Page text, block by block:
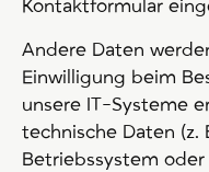
Kontaktformular
Andere Daten
Einwilligung beim
unsere IT-Systeme
technische Daten (z.
Betriebssystem